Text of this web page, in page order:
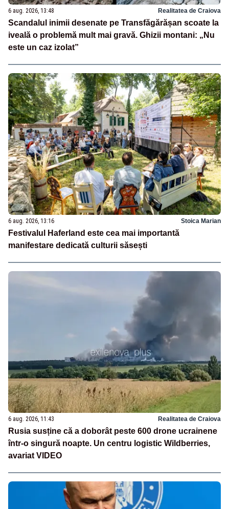
6 aug. 2026, 13:48 Realitatea de Craiova
Scandalul inimii desenate pe Transfăgărășan scoate la
iveală o problemă mult mai gravă. Ghizii montani: „Nu
este un caz izolat”
6 aug. 2026, 13:16 Stoica Marian
Festivalul Haferland este cea mai importantă
manifestare dedicată culturii săsești
6 aug. 2026, 11:43 Realitatea de Craiova
Rusia susține că a doborât peste 600 drone ucrainene
într-o singură noapte. Un centru logistic Wildberries,
avariat VIDEO